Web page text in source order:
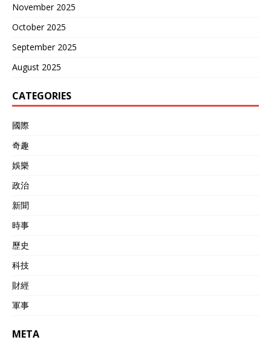
November 2025
October 2025
September 2025
August 2025
CATEGORIES
國際
奇趣
娛樂
政治
新聞
時事
歷史
科技
財經
軍事
META